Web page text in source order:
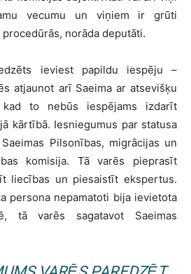
vecumu un viņiem ir grūti
norāda deputāti.
ieviest papildu iespēju –
atjaunot arī Saeima ar atsevišķu
kad to nebūs iespējams izdarīt
kārtībā. Iesniegumus par statusa
Pilsonības, migrācijas un
komisija. Tā varēs pieprasīt
liecības un piesaistīt ekspertus.
persona nepamatoti bija ievietota
tā varēs sagatavot Saeimas